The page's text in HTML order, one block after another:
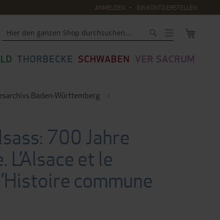
ANMELDEN EIN KONTO ERSTELLEN
THORBECKE SCHWABEN VER SACRUM
Baden-Württemberg
700 Jahre
et le
commune